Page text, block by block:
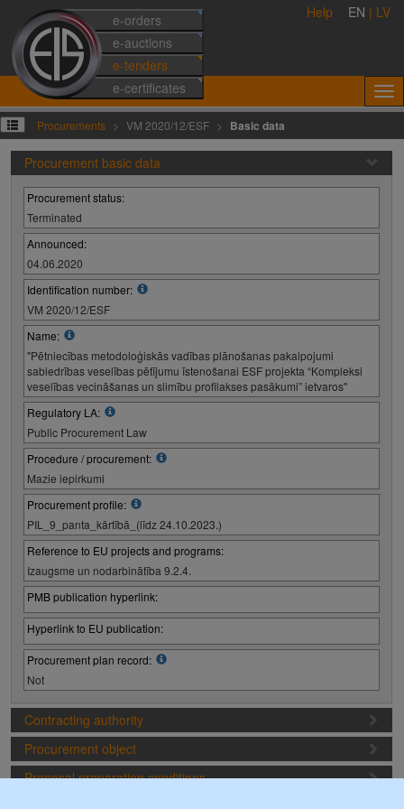
e-orders
e-auctions
e-tenders
e-certificates
Help EN | LV
Procurements VM 2020/12/ESF Basic data
Procurement basic data
Procurement status:
Terminated
Announced:
04.06.2020
Identification number:
VM 2020/12/ESF
Name:
"Pētniecības metodoloģiskās vadības plānošanas pakalpojumi
sabiedrības veselības pētījumu īstenošanai ESF projekta “Kompleksi
veselības vecināšanas un slimību profilakses pasākumi” ietvaros"
Regulatory LA:
Public Procurement Law
Procedure / procurement:
Mazie iepirkumi
Procurement profile:
PIL_9_panta_kārtībā_(līdz 24.10.2023.)
Reference to EU projects and programs:
Izaugsme un nodarbinātība 9.2.4.
PMB publication hyperlink:
Hyperlink to EU publication:
Procurement plan record:
Not
Contracting authority
Procurement object
Proposal preparation conditions